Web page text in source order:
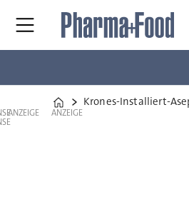
Home
Krones-Installiert-
ANZEIGE ANZEIGE